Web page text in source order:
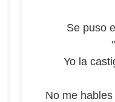
Se puso
Yo la
No me